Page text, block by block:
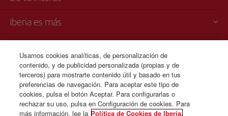
Iberia es más
Venta telefónica
1 800 375 0049
Lunes a domingo 00:00 - 24:00 horas ( español e inglés).
Usamos cookies analíticas, de personalización de
contenido, y de publicidad personalizada (propias y de
terceros) para mostrarte contenido útil y basado en tus
preferencias de navegación. Para aceptar este tipo de
cookies, pulsa el botón Aceptar. Para configurarlas o
rechazar su uso, pulsa en Configuración de cookies. Para
más información, lee la Política de Cookies de Iberia.